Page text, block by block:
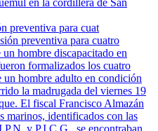
preventiva para cuat